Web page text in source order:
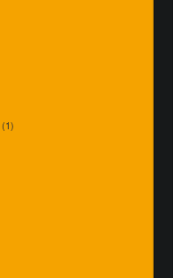
(1)